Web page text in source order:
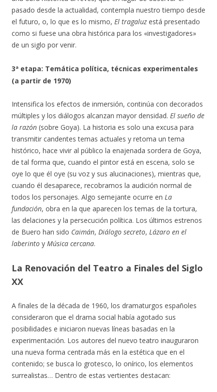
pasado desde la actualidad, contempla nuestro tiempo desde
el futuro, o, lo que es lo mismo, El tragaluz está presentado
como si fuese una obra histórica para los «investigadores»
de un siglo por venir.
3ª etapa: Temática política, técnicas experimentales
(a partir de 1970)
Intensifica los efectos de inmersión, continúa con decorados
múltiples y los diálogos alcanzan mayor densidad. El sueño de
la razón (sobre Goya). La historia es solo una excusa para
transmitir candentes temas actuales y retoma un tema
histórico, hace vivir al público la enajenada sordera de Goya,
de tal forma que, cuando el pintor está en escena, solo se
oye lo que él oye (su voz y sus alucinaciones), mientras que,
cuando él desaparece, recobramos la audición normal de
todos los personajes. Algo semejante ocurre en La
fundación, obra en la que aparecen los temas de la tortura,
las delaciones y la persecución política. Los últimos estrenos
de Buero han sido Caimán, Diálogo secreto, Lázaro en el
laberinto y Música cercana.
La Renovación del Teatro a Finales del Siglo
XX
A finales de la década de 1960, los dramaturgos españoles
consideraron que el drama social había agotado sus
posibilidades e iniciaron nuevas líneas basadas en la
experimentación. Los autores del nuevo teatro inauguraron
una nueva forma centrada más en la estética que en el
contenido; se busca lo grotesco, lo onírico, los elementos
surrealistas… Dentro de estas vertientes destacan: